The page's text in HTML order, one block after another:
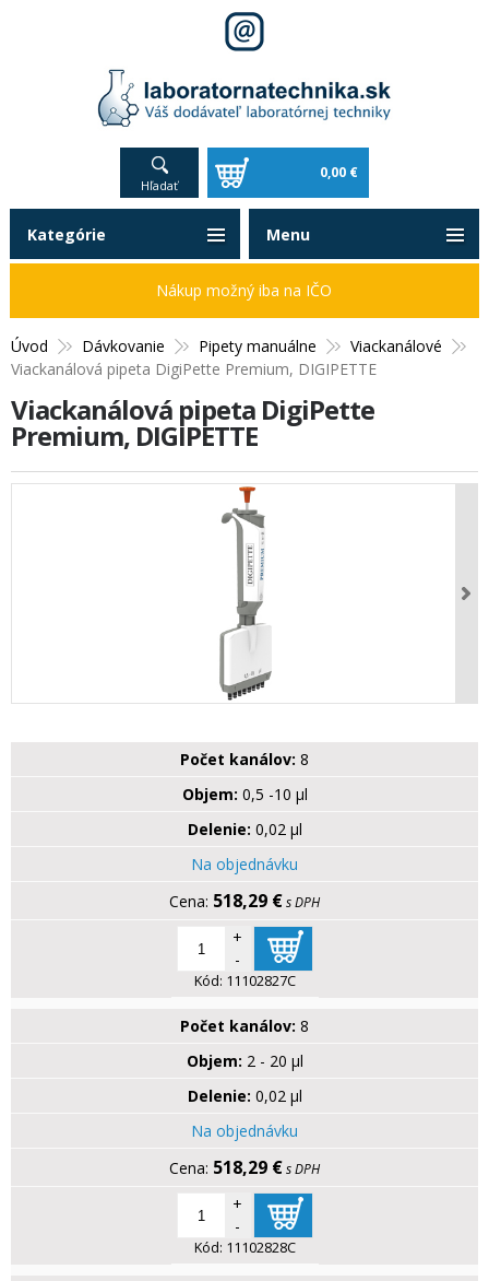
Hľadať
0,00 €
Úvod Dávkovanie Pipety manuálne
Viackanálové
Viackanálová pipeta DigiPette Premium, DIGIPETTE
Viackanálová pipeta DigiPette
Premium, DIGIPETTE
Počet kanálov: 8
Objem: 0,5 -10 µl
Delenie: 0,02 µl
Na objednávku
518,29 €s DPH
+
-
Kód: 11102827C
Počet kanálov: 8
Objem: 2 - 20 µl
Delenie: 0,02 µl
Na objednávku
518,29 €s DPH
+
-
Kód: 11102828C
Kategórie
Nákup možný iba na IČO
Menu